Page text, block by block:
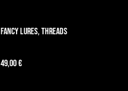
Fancy Lures, Threads
49,00 €